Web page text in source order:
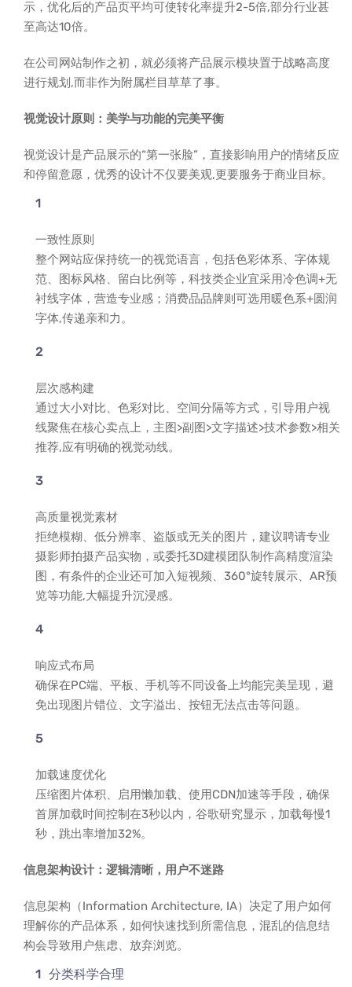
示，优化后的产品页平均可使转化率提升2-5倍,部分行业甚
至高达10倍。
在公司网站制作之初，就必须将产品展示模块置于战略高度
进行规划,而非作为附属栏目草草了事。
视觉设计原则：美学与功能的完美平衡
视觉设计是产品展示的“第一张脸”，直接影响用户的情绪反应
和停留意愿，优秀的设计不仅要美观,更要服务于商业目标。
一致性原则
整个网站应保持统一的视觉语言，包括色彩体系、字体规
范、图标风格、留白比例等，科技类企业宜采用冷色调+无
衬线字体，营造专业感；消费品品牌则可选用暖色系+圆润
字体,传递亲和力。
层次感构建
通过大小对比、色彩对比、空间分隔等方式，引导用户视
线聚焦在核心卖点上，主图>副图>文字描述>技术参数>相关
推荐,应有明确的视觉动线。
高质量视觉素材
拒绝模糊、低分辨率、盗版或无关的图片，建议聘请专业
摄影师拍摄产品实物，或委托3D建模团队制作高精度渲染
图，有条件的企业还可加入短视频、360°旋转展示、AR预
览等功能,大幅提升沉浸感。
响应式布局
确保在PC端、平板、手机等不同设备上均能完美呈现，避
免出现图片错位、文字溢出、按钮无法点击等问题。
加载速度优化
压缩图片体积、启用懒加载、使用CDN加速等手段，确保
首屏加载时间控制在3秒以内，谷歌研究显示，加载每慢1
秒，跳出率增加32%。
信息架构设计：逻辑清晰，用户不迷路
信息架构（Information Architecture, IA）决定了用户如何
理解你的产品体系，如何快速找到所需信息，混乱的信息结
构会导致用户焦虑、放弃浏览。
分类科学合理